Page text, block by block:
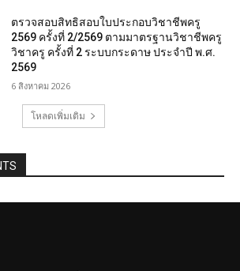
ตรวจสอบสิทธิสอบใบประกอบวิชาชีพครู
2569 ครั้งที่ 2/2569 ตามมาตรฐานวิชาชีพครู
วิชาครู ครั้งที่ 2 ระบบกระดาษ ประจำปี พ.ศ.
2569
6 สิงหาคม 2026
โหลดเพิ่มเติม